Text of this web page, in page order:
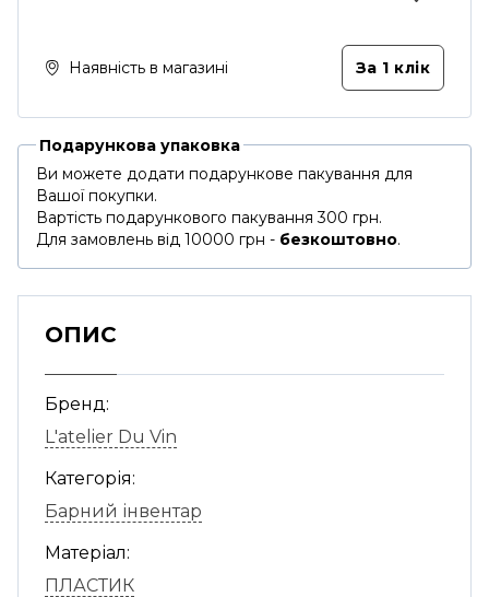
Наявність в магазині За 1 клiк
Подарункова упаковка
Ви можете додати подарункове пакування для
Вашої покупки.
Вартість подарункового пакування 300 грн.
Для замовлень від 10000 грн - безкоштовно.
ОПИС
Бренд:
L'atelier Du Vin
Категорія:
Барний інвентар
Матеріал:
ПЛАСТИК